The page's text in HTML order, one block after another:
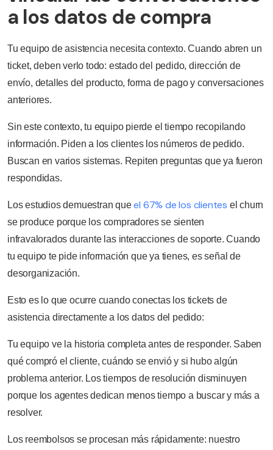
a los datos de compra
Tu equipo de asistencia necesita contexto. Cuando abren un
ticket, deben verlo todo: estado del pedido, dirección de
envío, detalles del producto, forma de pago y conversaciones
anteriores.
Sin este contexto, tu equipo pierde el tiempo recopilando
información. Piden a los clientes los números de pedido.
Buscan en varios sistemas. Repiten preguntas que ya fueron
respondidas.
Los estudios demuestran queel 67% de los clientes el churn
se produce porque los compradores se sienten
infravalorados durante las interacciones de soporte. Cuando
tu equipo te pide información que ya tienes, es señal de
desorganización.
Esto es lo que ocurre cuando conectas los tickets de
asistencia directamente a los datos del pedido:
Tu equipo ve la historia completa antes de responder. Saben
qué compró el cliente, cuándo se envió y si hubo algún
problema anterior. Los tiempos de resolución disminuyen
porque los agentes dedican menos tiempo a buscar y más a
resolver.
Los reembolsos se procesan más rápidamente: nuestro